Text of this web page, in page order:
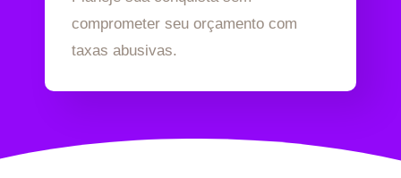
comprometer seu orçamento com
taxas abusivas.